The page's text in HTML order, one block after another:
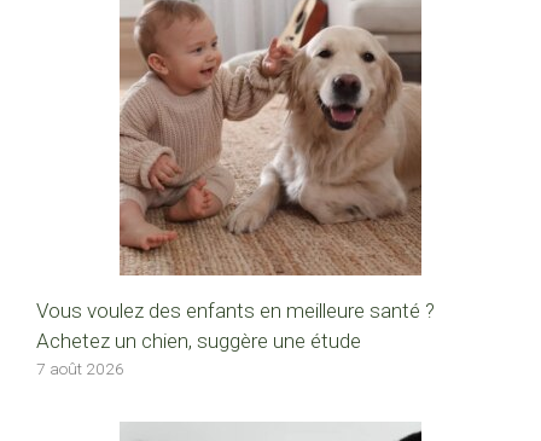
Vous voulez des enfants en meilleure santé ?
Achetez un chien, suggère une étude
7 août 2026